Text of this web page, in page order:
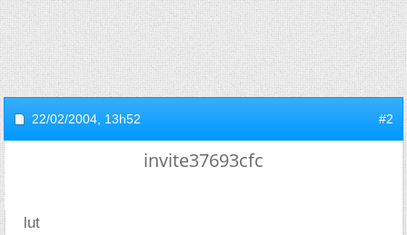
22/02/2004, 13h52 #2
invite37693cfc
lut